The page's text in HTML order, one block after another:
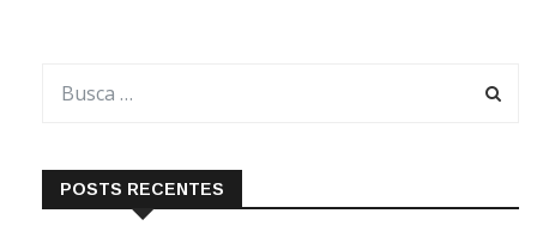
POSTS RECENTES